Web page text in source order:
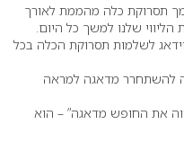
תסרוקת כלה מהממת לאורך
שלנו למשך כל היום.
לשלמות תסרוקת הכלה בכל
להשתחרר מדאגה למראה
את החופש מדאגה” – הוא